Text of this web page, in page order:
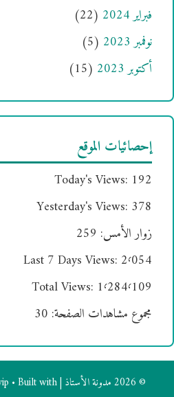
فبراير 2024
(22)
نوفمبر 2023
(5)
أكتوبر 2023
(15)
إحصائيات الموقع
Today's Views: 192
Yesterday's Views: 378
زوار الأمس: 259
Last 7 Days Views: 2٬054
Total Views: 1٬284٬109
مجموع مشاهدات الصفحة: 30
© 2026 مدونة الأستاذ | ostis.vip • Built with